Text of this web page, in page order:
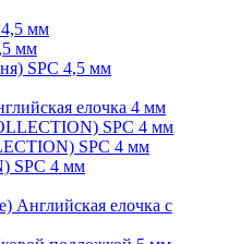
4,5 мм
мм
SPC 4,5 мм
елочка 4 мм
SPC 4 мм
SPC 4 мм
SPC 4 мм
Английская елочка с